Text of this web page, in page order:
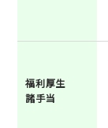
福利厚生
諸手当